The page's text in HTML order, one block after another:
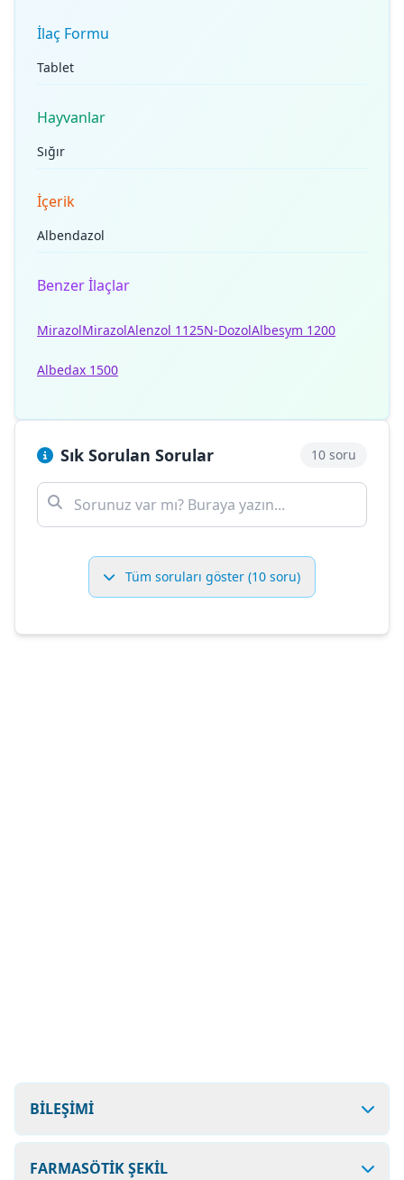
İlaç Formu
Tablet
Hayvanlar
Sığır
İçerik
Albendazol
Benzer İlaçlar
MirazolMirazolAlenzol 1125N-DozolAlbesym 1200
Albedax 1500
Sık Sorulan Sorular 10 soru
Tüm soruları göster (10 soru)
BİLEŞİMİ
FARMASÖTİK ŞEKİL